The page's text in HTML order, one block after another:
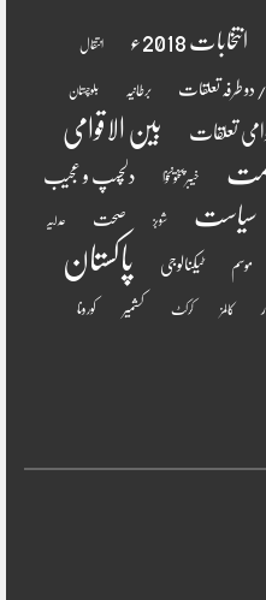
انتخابات 2018ء انتقال
دو طرفہ تعلقات برطانیہ بلوچستان
تعلقات
بین الاقوامی
خیبر پختونخوا دلچسپ و عجیب
سیاست شوبز صحت عدلیہ
موسم ٹیکنالوجی پاکستان
کالمز کرکٹ کشمیر کورونا